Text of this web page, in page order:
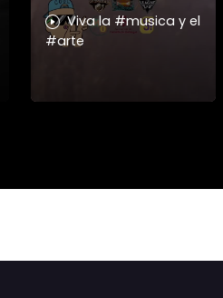
Viva la #musica y el
#arte